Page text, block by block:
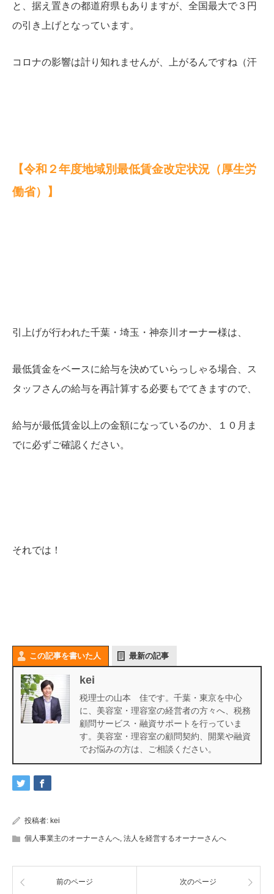
と、据え置きの都道府県もありますが、全国最大で３円
の引き上げとなっています。
コロナの影響は計り知れませんが、上がるんですね（汗
【令和２年度地域別最低賃金改定状況（厚生労
働省）】
引上げが行われた千葉・埼玉・神奈川オーナー様は、
最低賃金をベースに給与を決めていらっしゃる場合、
ス
タッフさんの給与を再計算する必要もでてきますので、
給与が最低賃金以上の金額になっているのか、１０月ま
でに必ずご確認ください。
それでは！
この記事を書いた人 最新の記事
kei
税理士の山本 佳です。千葉・東京を中心
に、美容室・理容室の経営者の方々へ、税務
顧問サービス・融資サポートを行っていま
す。美容室・理容室の顧問契約、開業や融資
でお悩みの方は、ご相談ください。
投稿者: kei
個人事業主のオーナーさんへ, 法人を経営するオーナーさんへ
前のページ 次のページ